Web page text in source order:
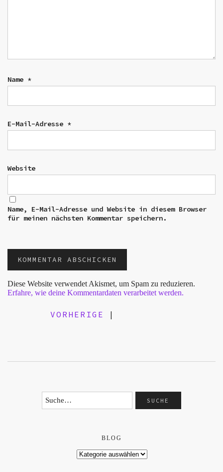
Name *
E-Mail-Adresse *
Website
Name, E-Mail-Adresse und Website in diesem Browser
für meinen nächsten Kommentar speichern.
Diese Website verwendet Akismet, um Spam zu reduzieren.
Erfahre, wie deine Kommentardaten verarbeitet werden.
VORHERIGE |
BLOG